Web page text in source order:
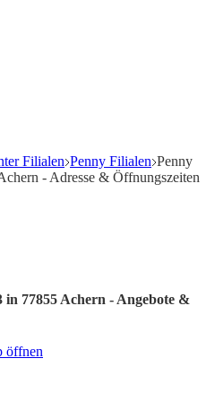
Filialen Penny Filialen Penny
- Adresse & Öffnungszeiten
77855 Achern - Angebote &
öffnen